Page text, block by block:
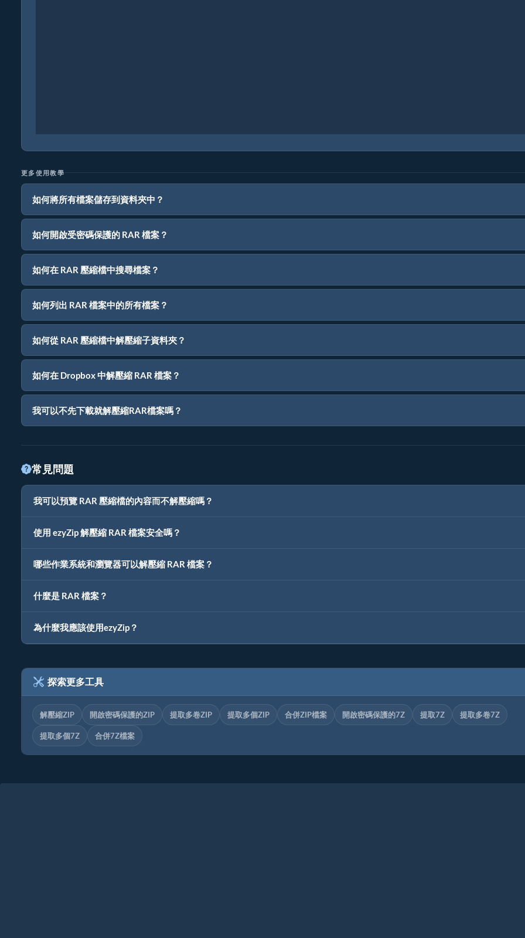
更多使用教學
如何將所有檔案儲存到資料夾中？
如何開啟受密碼保護的 RAR 檔案？
如何在 RAR 壓縮檔中搜尋檔案？
如何列出 RAR 檔案中的所有檔案？
如何從 RAR 壓縮檔中解壓縮子資料夾？
如何在 Dropbox 中解壓縮 RAR 檔案？
我可以不先下載就解壓縮RAR檔案嗎？
常見問題
我可以預覽 RAR 壓縮檔的內容而不解壓縮嗎？
使用 ezyZip 解壓縮 RAR 檔案安全嗎？
哪些作業系統和瀏覽器可以解壓縮 RAR 檔案？
什麼是 RAR 檔案？
為什麼我應該使用ezyZip？
探索更多工具
解壓縮ZIP 開啟密碼保護的ZIP 提取多卷ZIP 提取多個ZIP 合併ZIP檔案 開啟密碼保護的7Z 提取7Z 提取多卷7Z
提取多個7Z 合併7Z檔案